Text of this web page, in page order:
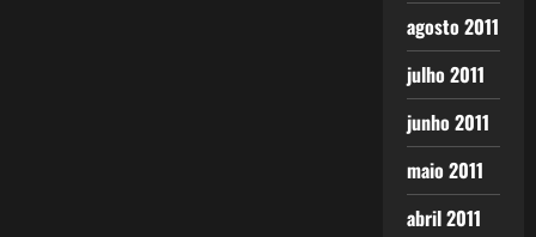
agosto 2011
julho 2011
junho 2011
maio 2011
abril 2011